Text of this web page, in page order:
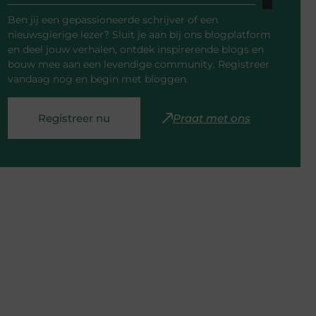
Ben jij een gepassioneerde schrijver of een
nieuwsgierige lezer? Sluit je aan bij ons blogplatform
en deel jouw verhalen, ontdek inspirerende blogs en
bouw mee aan een levendige community. Registreer
vandaag nog en begin met bloggen.
Registreer nu Praat met ons